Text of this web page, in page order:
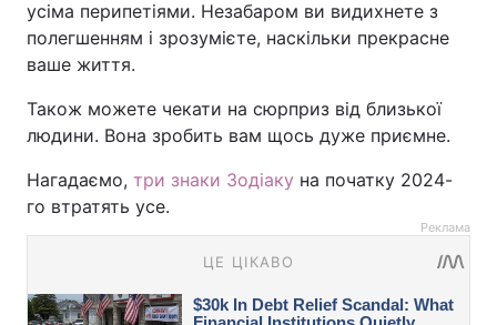
усіма перипетіями. Незабаром ви видихнете з
полегшенням і зрозумієте, наскільки прекрасне
ваше життя.
Також можете чекати на сюрприз від близької
людини. Вона зробить вам щось дуже приємне.
Нагадаємо, три знаки Зодіаку на початку 2024-
го втратять усе.
Реклама